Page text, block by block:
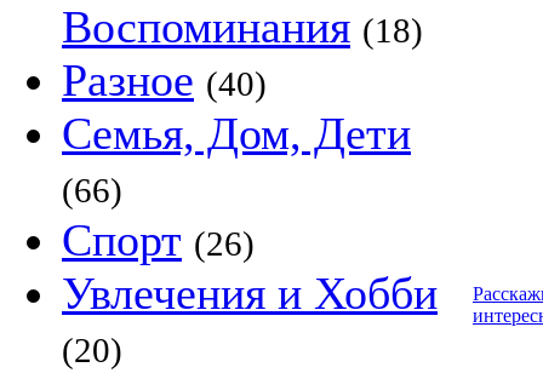
Воспоминания (18)
Разное (40)
Семья, Дом, Дети
(66)
Спорт (26)
Увлечения и Хобби
(20)